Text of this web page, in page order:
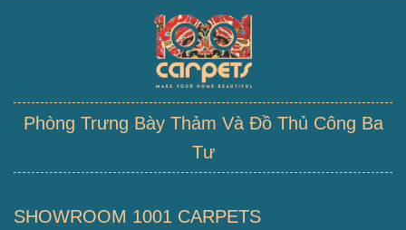
Phòng Trưng Bày Thảm Và Đồ Thủ Công Ba
Tư
SHOWROOM 1001 CARPETS